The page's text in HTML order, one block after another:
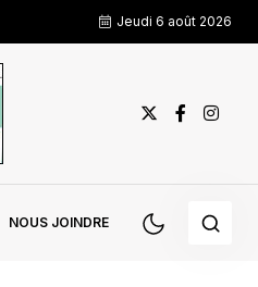
Jeudi 6 août 2026
NOUS JOINDRE